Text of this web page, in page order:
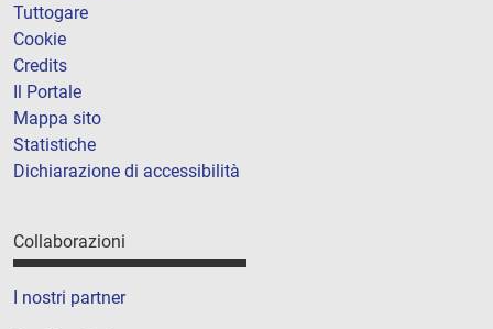
Tuttogare
Cookie
Credits
Il Portale
Mappa sito
Statistiche
Dichiarazione di accessibilità
Collaborazioni
I nostri partner